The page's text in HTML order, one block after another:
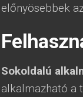
előnyösebbek
Sokoldalú
alkalmazható a